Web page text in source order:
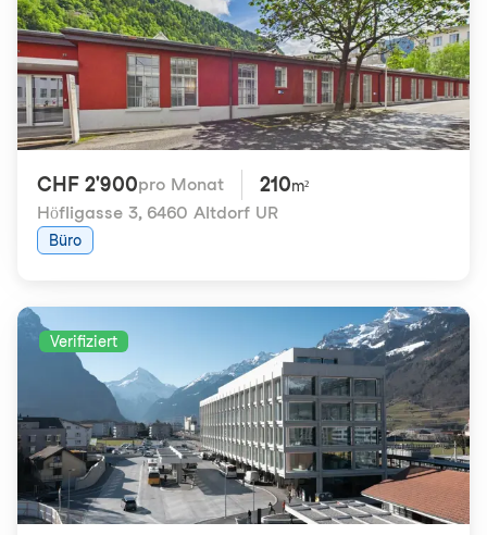
CHF 2'900pro Monat 210m²
Höfligasse 3, 6460 Altdorf UR
Büro
Verifiziert